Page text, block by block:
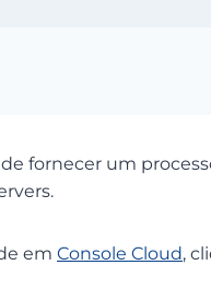
fornecer um
em Console Cloud,